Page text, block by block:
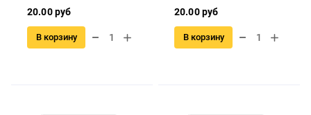
20.00 руб
В корзину
20.00 руб
В корзину